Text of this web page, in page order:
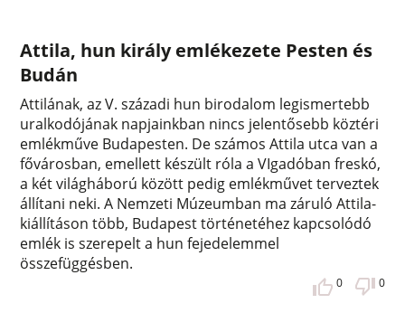
Attila, hun király emlékezete Pesten és
Budán
Attilának, az V. századi hun birodalom legismertebb
uralkodójának napjainkban nincs jelentősebb köztéri
emlékműve Budapesten. De számos Attila utca van a
fővárosban, emellett készült róla a VIgadóban freskó,
a két világháború között pedig emlékművet terveztek
állítani neki. A Nemzeti Múzeumban ma záruló Attila-
kiállításon több, Budapest történetéhez kapcsolódó
emlék is szerepelt a hun fejedelemmel
összefüggésben.
0 0